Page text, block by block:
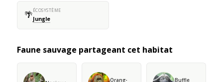
🌴ÉCOSYSTÈME
Jungle
Faune sauvage partageant cet habitat
Orang-
Buffle